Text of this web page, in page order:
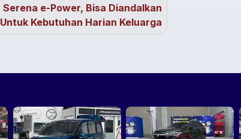
Serena e-Power, Bisa Diandalkan
Untuk Kebutuhan Harian Keluarga